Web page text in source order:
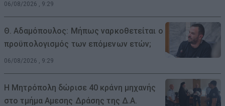
06/08/2026 , 9:29
Θ. Αδαμόπουλος: Μήπως ναρκοθετείται ο
προϋπολογισμός των επόμενων ετών;
06/08/2026 , 9:29
Η Μητρόπολη δώρισε 40 κράνη μηχανής
στο τμήμα Αμεσης Δράσης της Δ.Α.